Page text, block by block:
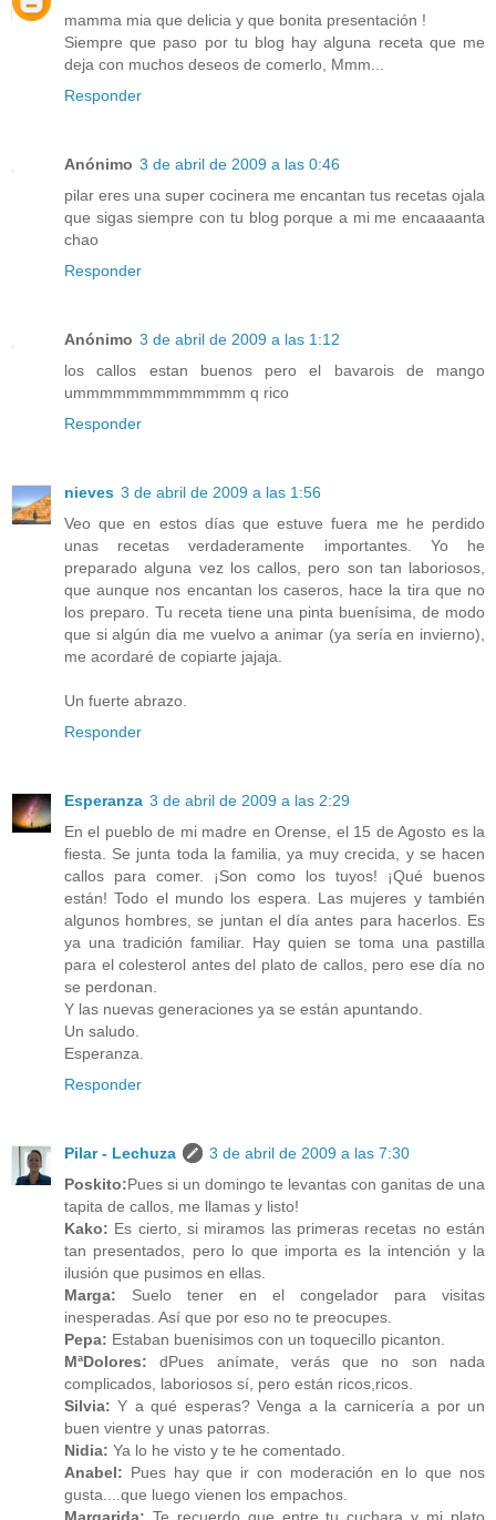
mamma mia que delicia y que bonita presentación !
Siempre que paso por tu blog hay alguna receta que me
deja con muchos deseos de comerlo, Mmm...
Responder
Anónimo 3 de abril de 2009 a las 0:46
pilar eres una super cocinera me encantan tus recetas ojala
que sigas siempre con tu blog porque a mi me encaaaanta
chao
Responder
Anónimo 3 de abril de 2009 a las 1:12
los callos estan buenos pero el bavarois de mango
ummmmmmmmmmmmm q rico
Responder
nieves 3 de abril de 2009 a las 1:56
Veo que en estos días que estuve fuera me he perdido
unas recetas verdaderamente importantes. Yo he
preparado alguna vez los callos, pero son tan laboriosos,
que aunque nos encantan los caseros, hace la tira que no
los preparo. Tu receta tiene una pinta buenísima, de modo
que si algún dia me vuelvo a animar (ya sería en invierno),
me acordaré de copiarte jajaja.
Un fuerte abrazo.
Responder
Esperanza 3 de abril de 2009 a las 2:29
En el pueblo de mi madre en Orense, el 15 de Agosto es la
fiesta. Se junta toda la familia, ya muy crecida, y se hacen
callos para comer. ¡Son como los tuyos! ¡Qué buenos
están! Todo el mundo los espera. Las mujeres y también
algunos hombres, se juntan el día antes para hacerlos. Es
ya una tradición familiar. Hay quien se toma una pastilla
para el colesterol antes del plato de callos, pero ese día no
se perdonan.
Y las nuevas generaciones ya se están apuntando.
Un saludo.
Esperanza.
Responder
Pilar - Lechuza
3 de abril de 2009 a las 7:30
Poskito:Pues si un domingo te levantas con ganitas de una
tapita de callos, me llamas y listo!
Kako: Es cierto, si miramos las primeras recetas no están
tan presentados, pero lo que importa es la intención y la
ilusión que pusimos en ellas.
Marga: Suelo tener en el congelador para visitas
inesperadas. Así que por eso no te preocupes.
Pepa: Estaban buenisimos con un toquecillo picanton.
MªDolores: dPues anímate, verás que no son nada
complicados, laboriosos sí, pero están ricos,ricos.
Silvia: Y a qué esperas? Venga a la carnicería a por un
buen vientre y unas patorras.
Nidia: Ya lo he visto y te he comentado.
Anabel: Pues hay que ir con moderación en lo que nos
gusta....que luego vienen los empachos.